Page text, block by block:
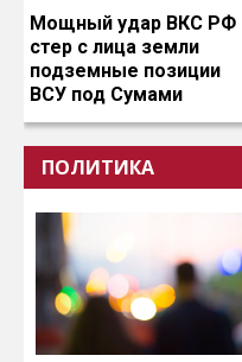
Мощный удар ВКС РФ
стер с лица земли
подземные позиции
ВСУ под Сумами
ПОЛИТИКА